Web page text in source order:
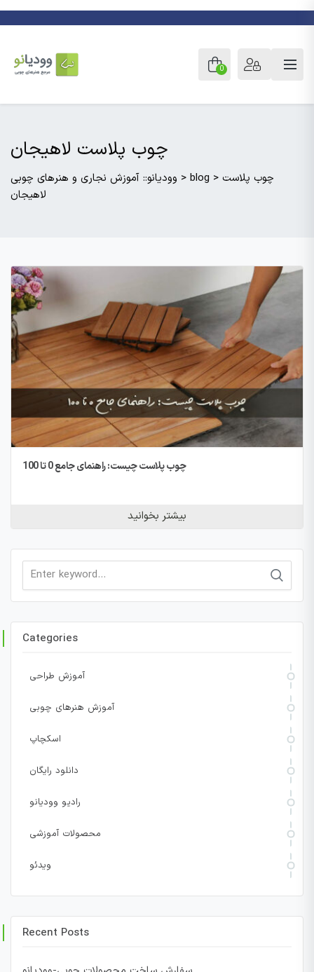
0
چوب پلاست لاهیجان
وودیانو:: آموزش نجاری و هنرهای چوبی > blog > چوب پلاست
لاهیجان
چوب پلاست چیست: راهنمای جامع 0 تا 100
بیشتر بخوانید
Search
Categories
آموزش طراحی
آموزش هنرهای چوبی
اسکچاپ
دانلود رایگان
رادیو وودیانو
محصولات آموزشی
ویدئو
Recent Posts